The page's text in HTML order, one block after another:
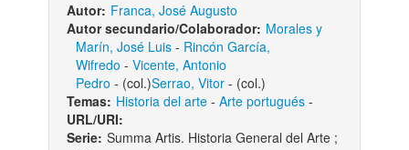
Autor: Franca, José Augusto
Autor secundario/Colaborador: Morales y
Marín, José Luis- Rincón García,
Wifredo - Vicente, Antonio
Pedro - (col.)Serrao, Vitor- (col.)
Temas: Historia del arte- Arte portugués-
URL/URI:
Serie: Summa Artis. Historia General del Arte ;